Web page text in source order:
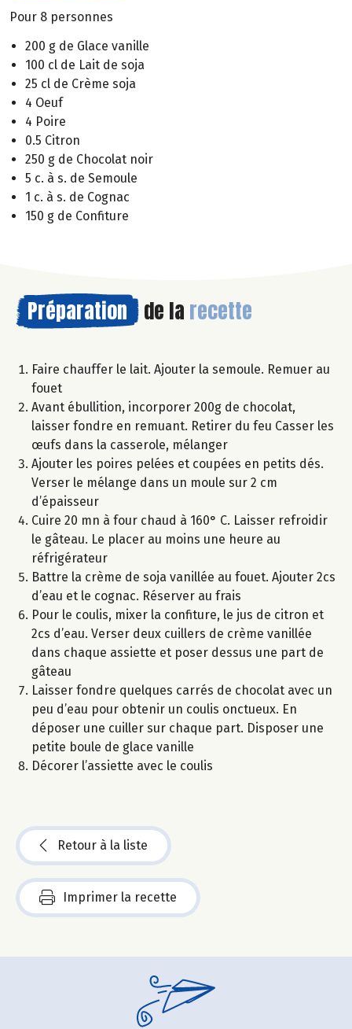
Pour 8 personnes
200 g de Glace vanille
100 cl de Lait de soja
25 cl de Crème soja
4 Oeuf
4 Poire
0.5 Citron
250 g de Chocolat noir
5 c. à s. de Semoule
1 c. à s. de Cognac
150 g de Confiture
Préparation de la recette
Faire chauffer le lait. Ajouter la semoule. Remuer au
fouet
Avant ébullition, incorporer 200g de chocolat,
laisser fondre en remuant. Retirer du feu Casser les
œufs dans la casserole, mélanger
Ajouter les poires pelées et coupées en petits dés.
Verser le mélange dans un moule sur 2 cm
d’épaisseur
Cuire 20 mn à four chaud à 160° C. Laisser refroidir
le gâteau. Le placer au moins une heure au
réfrigérateur
Battre la crème de soja vanillée au fouet. Ajouter 2cs
d’eau et le cognac. Réserver au frais
Pour le coulis, mixer la confiture, le jus de citron et
2cs d’eau. Verser deux cuillers de crème vanillée
dans chaque assiette et poser dessus une part de
gâteau
Laisser fondre quelques carrés de chocolat avec un
peu d’eau pour obtenir un coulis onctueux. En
déposer une cuiller sur chaque part. Disposer une
petite boule de glace vanille
Décorer l’assiette avec le coulis
Retour à la liste
Imprimer la recette